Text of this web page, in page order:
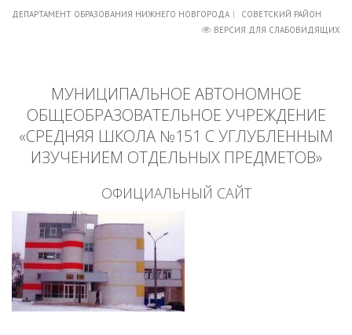
ДЕПАРТАМЕНТ ОБРАЗОВАНИЯ НИЖНЕГО НОВГОРОДА
СОВЕТСКИЙ РАЙОН
ВЕРСИЯ ДЛЯ СЛАБОВИДЯЩИХ
МУНИЦИПАЛЬНОЕ АВТОНОМНОЕ
ОБЩЕОБРАЗОВАТЕЛЬНОЕ УЧРЕЖДЕНИЕ
«СРЕДНЯЯ ШКОЛА №151 С УГЛУБЛЕННЫМ
ИЗУЧЕНИЕМ ОТДЕЛЬНЫХ ПРЕДМЕТОВ»
ОФИЦИАЛЬНЫЙ САЙТ